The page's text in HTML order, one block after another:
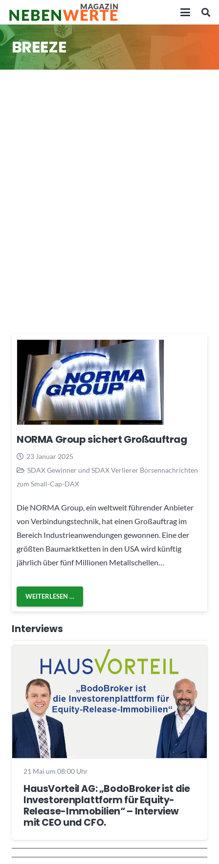
BREEZE
NORMA Group sichert Großauftrag
23 Januar 2025
SDAX Gewinner und SDAX Verlierer Börsennachrichten
zum Small-Cap-DAX
Die NORMA Group, ein weltweit führender Anbieter
von Verbindungstechnik, hat einen Großauftrag im
Bereich Industrieanwendungen gewonnen. Eine der
größten Baumarktketten in den USA wird künftig
jährlich über fünf Millionen Metallschellen…
WEITERLESEN …
Interviews
21 Mai um 08:00 Uhr
HausVorteil AG: „BodoBroker ist die
Investorenplattform für Equity-
Release-Immobilien“ – Interview
mit CEO und CFO.
Wochenrückblick
Trendthemen